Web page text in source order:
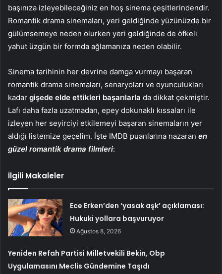
başınıza izleyebileceğiniz en hoş sinema çeşitlerindendir.
Romantik drama sinemaları, yeri geldiğinde yüzünüzde bir
gülümsemeye neden olurken yeri geldiğinde de öfkeli
yahut üzgün bir formda ağlamanıza neden olabilir.
Sinema tarihinin her devrine damga vurmayı başaran
romantik drama sinemaları, senaryoları ve oyunculukları
kadar gişede elde ettikleri başarılarla da dikkat çekmiştir.
Lafı daha fazla uzatmadan, epey dokunaklı kıssaları ile
izleyen her seyirciyi etkilemeyi başaran sinemaların yer
aldığı listemize geçelim. İşte IMDB puanlarına nazaran en
güzel romantik drama filmleri:
İlgili Makaleler
Ece Erken’den ‘yasak aşk’ açıklaması:
Hukuki yollara başvuruyor
Ağustos 8, 2026
Yeniden Refah Partisi Milletvekili Bekin, Obp
Uygulamasını Meclis Gündemine Taşıdı